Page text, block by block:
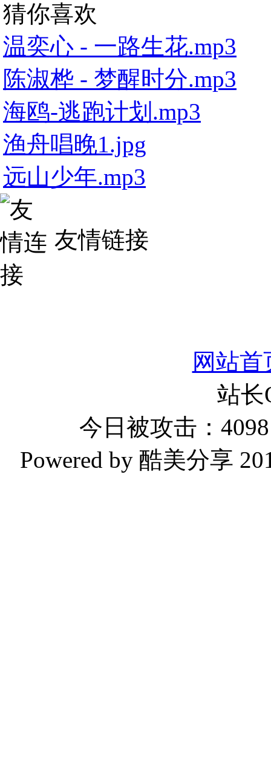
猜你喜欢
温奕心 - 一路生花.mp3
陈淑桦 - 梦醒时分.mp3
海鸥-逃跑计划.mp3
渔舟唱晚1.jpg
远山少年.mp3
友情链接
网站首
站
今日被攻击：
Powered by 酷美分享